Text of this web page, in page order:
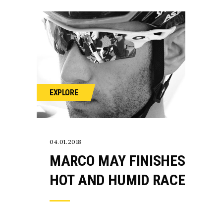
EXPLORE
04.01.2018
MARCO MAY FINISHES
HOT AND HUMID RACE